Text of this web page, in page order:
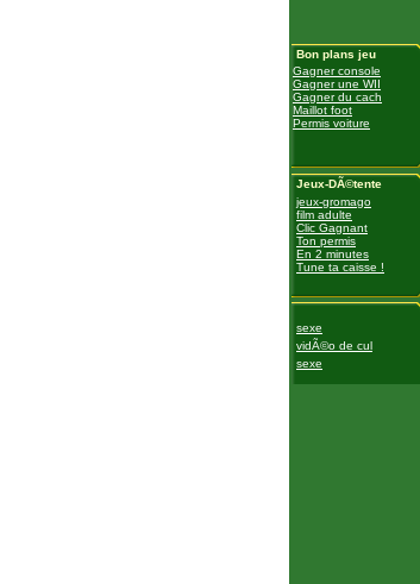
Bon plans jeu
Gagner console
Gagner une WII
Gagner du cach
Maillot foot
Permis voiture
Jeux-DÃ©tente
jeux-gromago
film adulte
Clic Gagnant
Ton permis
En 2 minutes
Tune ta caisse !
sexe
vidÃ©o de cul
sexe